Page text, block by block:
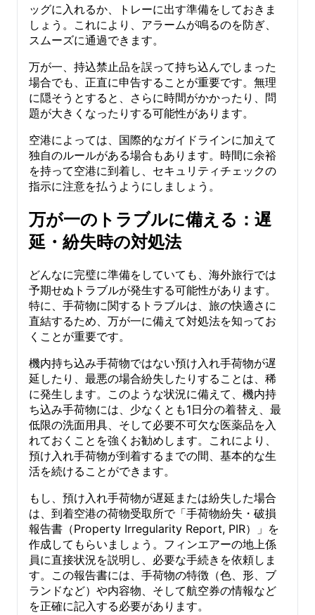
ッグに入れるか、トレーに出す準備をしておきま
しょう。これにより、アラームが鳴るのを防ぎ、
スムーズに通過できます。
万が一、持込禁止品を誤って持ち込んでしまった
場合でも、正直に申告することが重要です。無理
に隠そうとすると、さらに時間がかかったり、問
題が大きくなったりする可能性があります。
空港によっては、国際的なガイドラインに加えて
独自のルールがある場合もあります。時間に余裕
を持って空港に到着し、セキュリティチェックの
指示に注意を払うようにしましょう。
万が一のトラブルに備える：遅
延・紛失時の対処法
どんなに完璧に準備をしていても、海外旅行では
予期せぬトラブルが発生する可能性があります。
特に、手荷物に関するトラブルは、旅の快適さに
直結するため、万が一に備えて対処法を知ってお
くことが重要です。
機内持ち込み手荷物ではない預け入れ手荷物が遅
延したり、最悪の場合紛失したりすることは、稀
に発生します。このような状況に備えて、機内持
ち込み手荷物には、少なくとも1日分の着替え、最
低限の洗面用具、そして必要不可欠な医薬品を入
れておくことを強くお勧めします。これにより、
預け入れ手荷物が到着するまでの間、基本的な生
活を続けることができます。
もし、預け入れ手荷物が遅延または紛失した場合
は、到着空港の荷物受取所で「手荷物紛失・破損
報告書（Property Irregularity Report, PIR）」を
作成してもらいましょう。フィンエアーの地上係
員に直接状況を説明し、必要な手続きを依頼しま
す。この報告書には、手荷物の特徴（色、形、ブ
ランドなど）や内容物、そして航空券の情報など
を正確に記入する必要があります。